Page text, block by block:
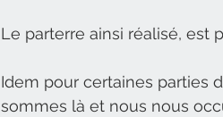
Le parterre ainsi réalisé, est
Idem pour certaines parties
sommes là et nous nous